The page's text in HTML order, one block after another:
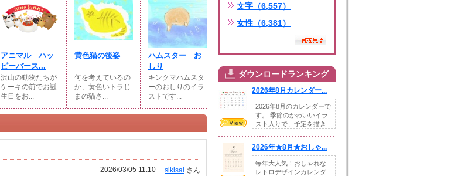
アニマル ハッ
ピーバース...
沢山の動物たちが
ケーキの前でお誕
生日をお...
黄色猫の後姿
何を考えているの
か、黄色いトラじ
まの猫さ...
ハムスター お
しり
キンクマハムスタ
ーのおしりのイラ
ストです...
sikisai さん
2026/03/05 11:10
文字（6,557）
女性（6,381）
ダウンロードランキング
2026年8月カレンダー...
2026年8月のカレンダーで
す。 季節のかわいいイラ
スト入りで、予定を描き
2026年★8月★おしゃ...
毎年大人気！おしゃれな
レトロデザインカレンダ